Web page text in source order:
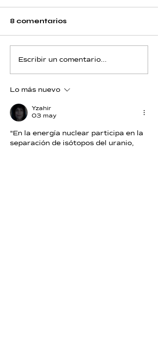
Flúor - Día 12 - Piscis
8 comentarios
Escribir un comentario...
Lo más nuevo
Yzahir
03 may
"En la energía nuclear participa en la
separación de isótopos del uranio,